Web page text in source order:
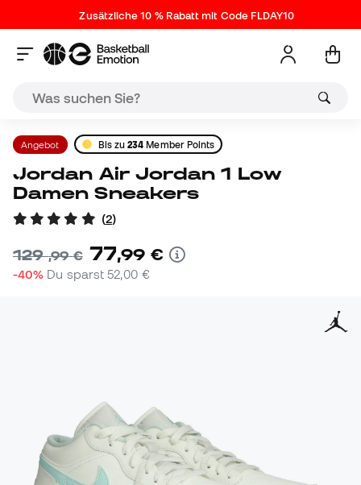
Zusätzliche 10 % Rabatt mit Code FLDAY10
Angebot Bis zu234 Member Points
Jordan Air Jordan 1 Low
Damen Sneakers
(2)
129,99 € 77,99 €
-40% Du sparst52,00 €